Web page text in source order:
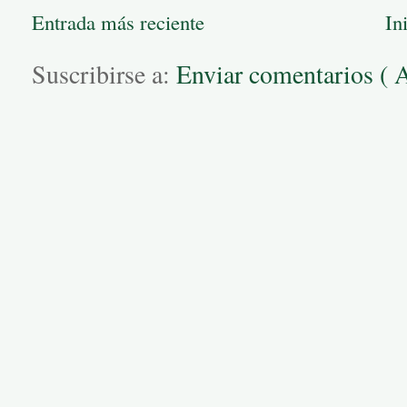
Entrada más reciente
Suscribirse a: Enviar comentarios (